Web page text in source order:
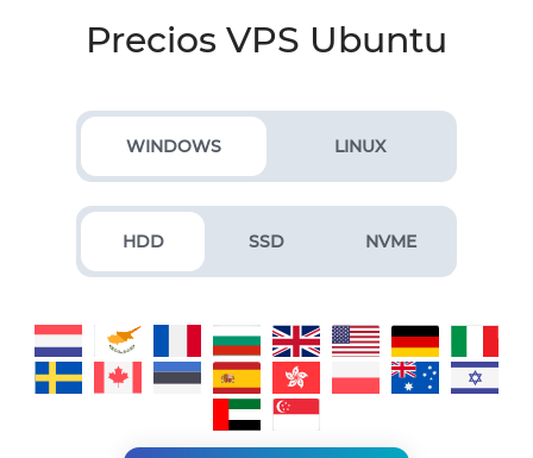
Precios VPS Ubuntu
WINDOWS LINUX
HDD SSD NVME